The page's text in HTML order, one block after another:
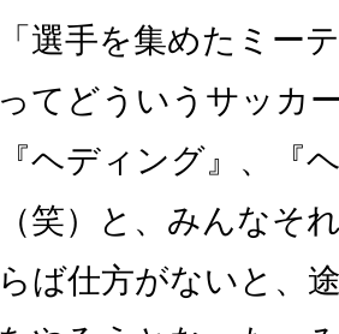
選手を集めたミー
てどういうサッカ
ヘディング』、『
笑）と、みんなそ
ば仕方がないと、